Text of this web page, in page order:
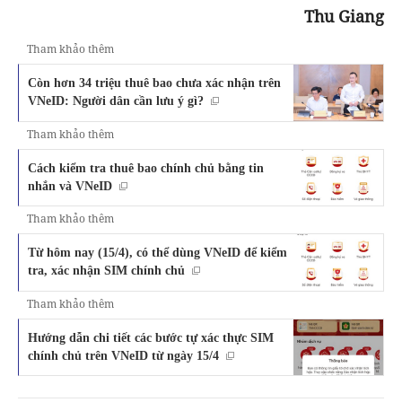
Thu Giang
Tham khảo thêm
Còn hơn 34 triệu thuê bao chưa xác nhận trên
VNeID: Người dân cần lưu ý gì?
Tham khảo thêm
Cách kiểm tra thuê bao chính chủ bằng tin
nhắn và VNeID
Tham khảo thêm
Từ hôm nay (15/4), có thể dùng VNeID để kiểm
tra, xác nhận SIM chính chủ
Tham khảo thêm
Hướng dẫn chi tiết các bước tự xác thực SIM
chính chủ trên VNeID từ ngày 15/4